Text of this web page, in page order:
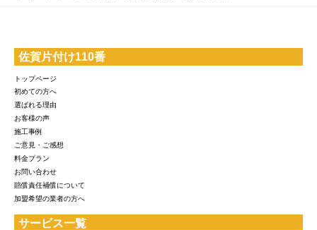
佐賀片付け110番
トップページ
初めての方へ
選ばれる理由
お客様の声
施工事例
ご意見・ご感想
料金プラン
お問い合わせ
賠償責任補償について
加盟希望の業者の方へ
サービス一覧